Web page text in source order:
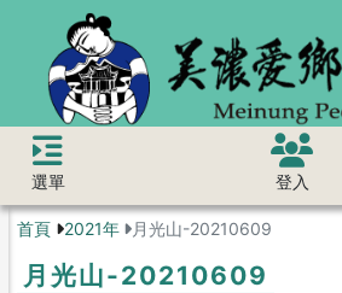
選單 登入
首頁 2021年 月光山-20210609
月光山-20210609